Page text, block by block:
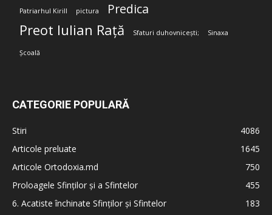
Patriarhul Kirill pictura Predica
Preot Iulian Rață Sfaturi duhovnicești; Sinaxa
Școală
CATEGORIE POPULARĂ
Stiri
4086
Articole preluate
1645
Articole Ortodoxia.md
750
Proloagele Sfinților și a Sfintelor
455
6. Acatiste închinate Sfinților și Sfintelor
183